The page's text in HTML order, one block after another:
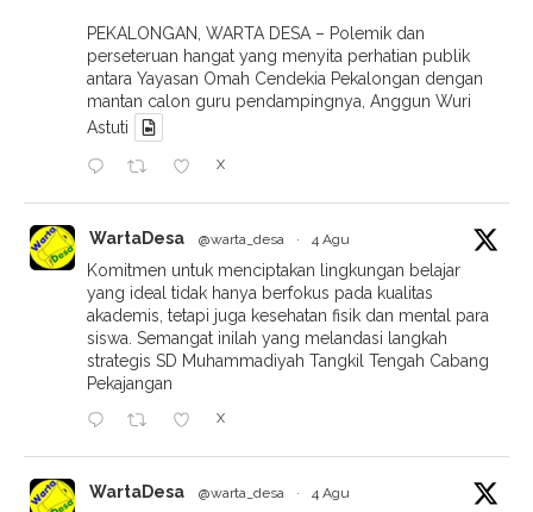
PEKALONGAN, WARTA DESA – Polemik dan
perseteruan hangat yang menyita perhatian publik
antara Yayasan Omah Cendekia Pekalongan dengan
mantan calon guru pendampingnya, Anggun Wuri
Astuti
X
WartaDesa @warta_desa · 4 Agu
Komitmen untuk menciptakan lingkungan belajar
yang ideal tidak hanya berfokus pada kualitas
akademis, tetapi juga kesehatan fisik dan mental para
siswa. Semangat inilah yang melandasi langkah
strategis SD Muhammadiyah Tangkil Tengah Cabang
Pekajangan
X
WartaDesa @warta_desa · 4 Agu